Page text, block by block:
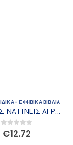
- ΕΦΗΒΙΚΑ ΒΙΒΛΙΑ
ΜΠΟΡΕΙΣ ΝΑ ΓΙΝΕΙΣ ΑΓΡΟΤΗΣ ΚΙ ΕΣΥ! ISBN: 9789605934408
out of 5
€12.72